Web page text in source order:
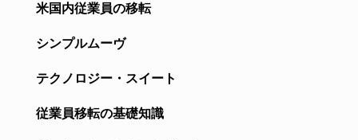
米国内従業員の移転
シンプルムーヴ
テクノロジー・スイート
従業員移転の基礎知識